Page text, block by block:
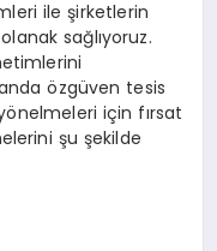
ile şirketlerin
sağlıyoruz.
özgüven tesis
için fırsat
şu şekilde